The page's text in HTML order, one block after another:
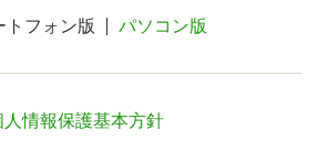
トフォン版 パソコン版
人情報保護基本方針